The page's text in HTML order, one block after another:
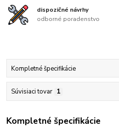
dispozičné návrhy
odborné poradenstvo
Kompletné špecifikácie
Súvisiaci tovar 1
Kompletné špecifikácie